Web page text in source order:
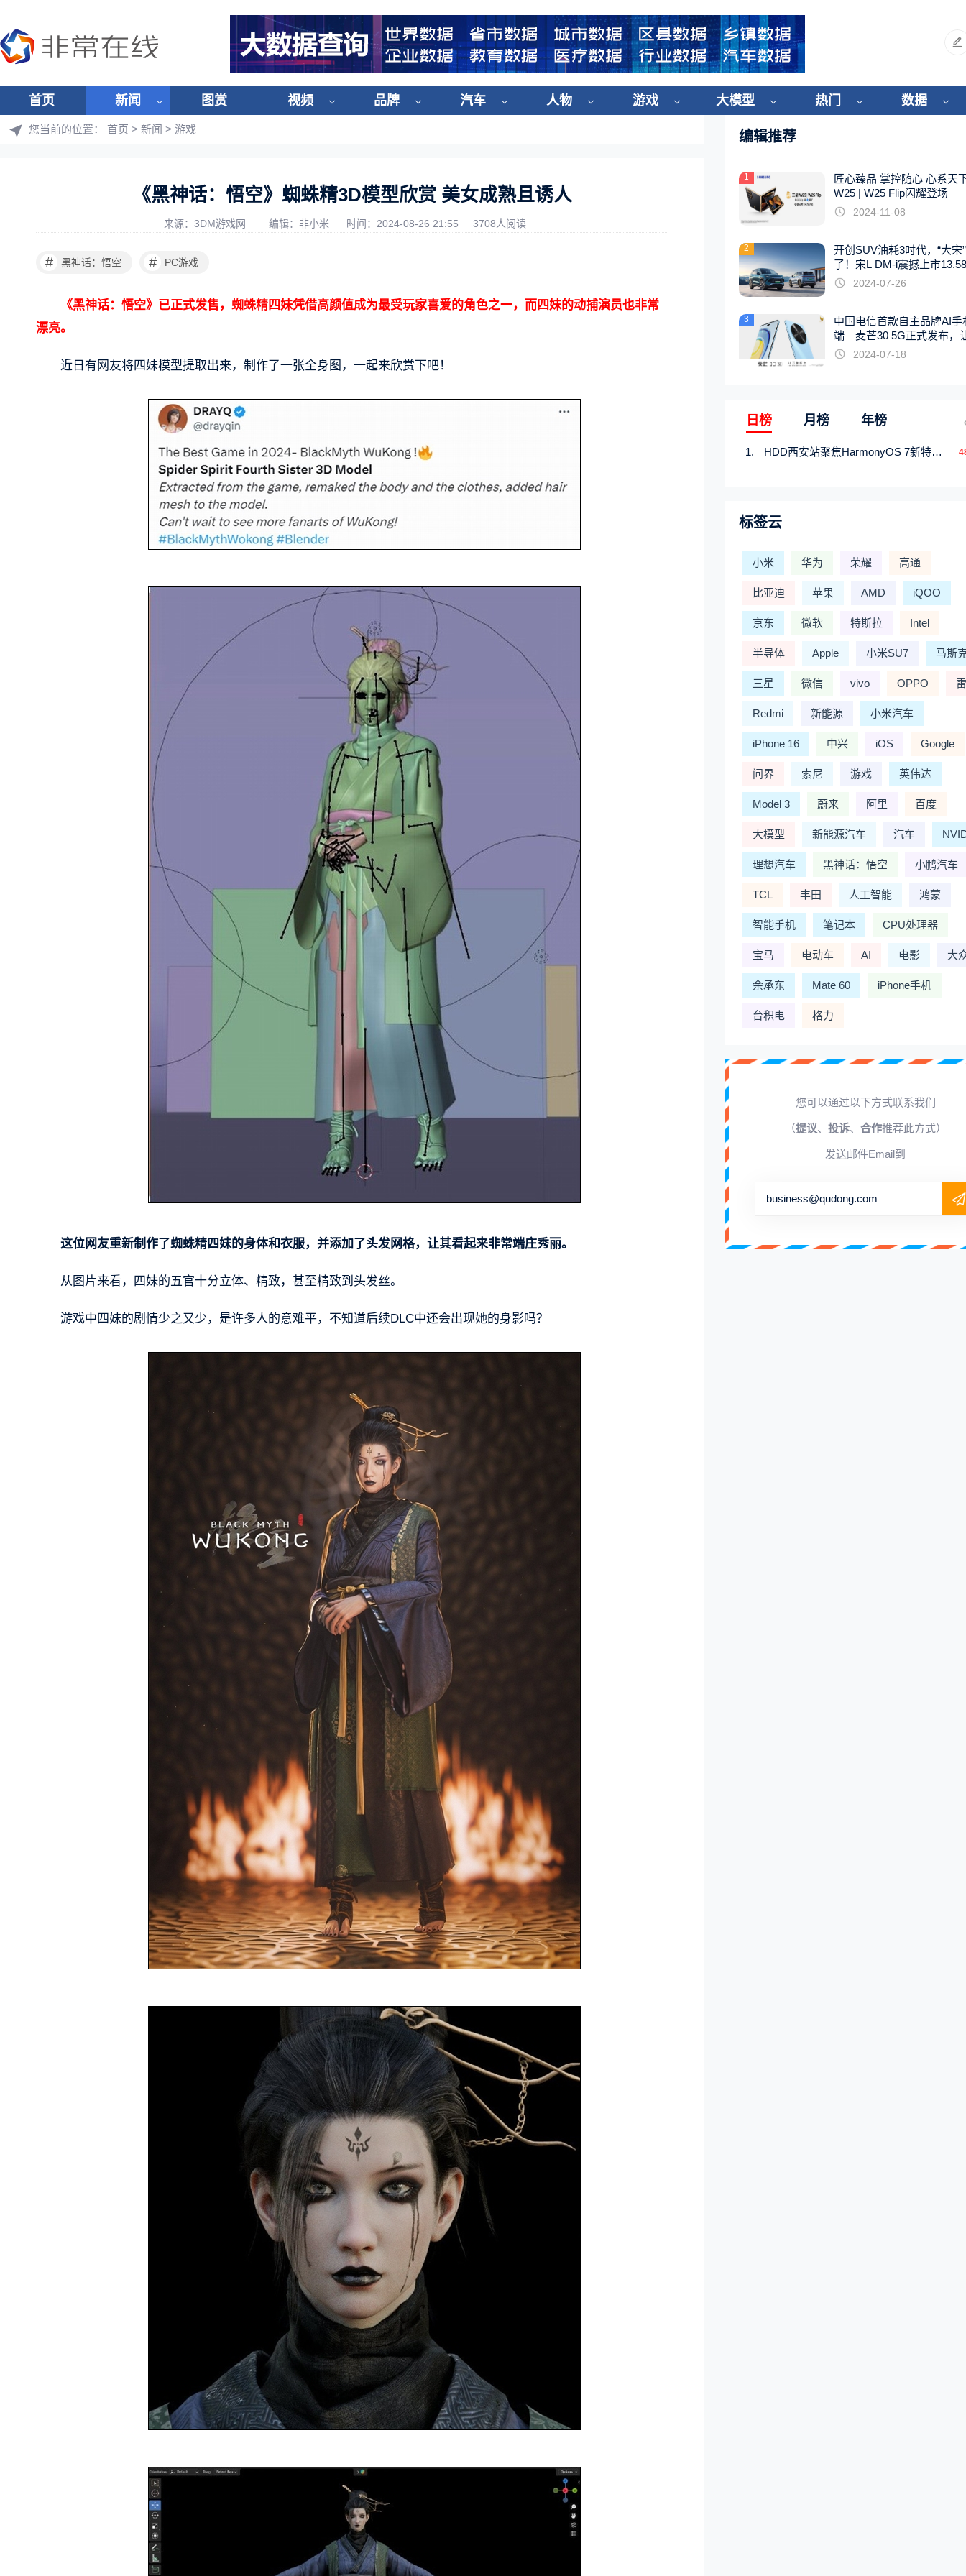
首页 新闻 图赏 视频 品牌 汽车 人物 游戏 大模型 热门 数据
您当前的位置： 首页 > 新闻 > 游戏
《黑神话：悟空》蜘蛛精3D模型欣赏 美女成熟且诱人
来源：3DM游戏网 编辑：非小米 时间：2024-08-26 21:55 3708人阅读
# 黑神话：悟空 # PC游戏
《黑神话：悟空》已正式发售，蜘蛛精四妹凭借高颜值成为最受玩家喜爱的角色之一，而四妹的动捕演员也非常
漂亮。
近日有网友将四妹模型提取出来，制作了一张全身图，一起来欣赏下吧！
这位网友重新制作了蜘蛛精四妹的身体和衣服，并添加了头发网格，让其看起来非常端庄秀丽。
从图片来看，四妹的五官十分立体、精致，甚至精致到头发丝。
游戏中四妹的剧情少之又少，是许多人的意难平，不知道后续DLC中还会出现她的身影吗？
编辑推荐
1
匠心臻品 掌控随心 心系天
W25 | W25 Flip闪耀登场
2024-11-08
2
开创SUV油耗3时代，“大宋
了！宋L DM-i震撼上市
起
2024-07-26
3
中国电信首款自主品牌AI手
端—麦芒30 5G正式发布，
触手可及2024-07-18
日榜 月榜 年榜
HDD西安站聚焦HarmonyOS 7新特性，解锁从互联到智能的应用开发新范式
标签云
小米 华为 荣耀 高通
比亚迪 苹果 AMD iQOO
京东 微软 特斯拉 Intel
半导体 Apple 小米SU7 马斯
三星 微信 vivo OPPO
Redmi 新能源 小米汽车
iPhone 16 中兴 iOS Google
问界 索尼 游戏 英伟达
Model 3 蔚来 阿里 百度
大模型 新能源汽车 汽车
理想汽车 黑神话：悟空 小鹏汽车
TCL 丰田 人工智能 鸿蒙
智能手机 笔记本 CPU处理器
宝马 电动车 AI 电影 大
余承东 Mate 60 iPhone手机
台积电 格力
您可以通过以下方式联系我们
（提议、 投诉、 合作推荐此方式）
发送邮件Email到
business@qudong.com